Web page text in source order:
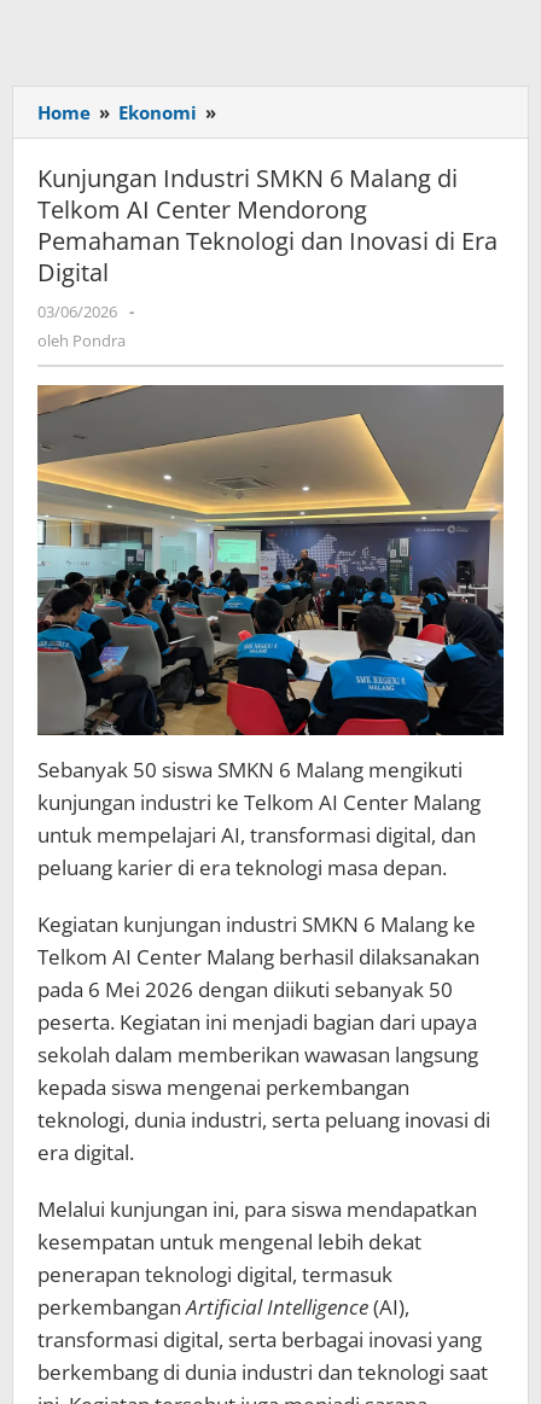
Home » Ekonomi »
Industri
SMKN
6
Malang
di
dan
di
Era
Digital
Kunjungan Industri SMKN 6 Malang di
Telkom AI Center Mendorong
Pemahaman Teknologi dan Inovasi di Era
Digital
03/06/2026 oleh
-
oleh Pondra
Sebanyak 50 siswa SMKN 6 Malang mengikuti
kunjungan industri ke Telkom AI Center Malang
untuk mempelajari AI, transformasi digital, dan
peluang karier di era teknologi masa depan.
Kegiatan kunjungan industri SMKN 6 Malang ke
Telkom AI Center Malang berhasil dilaksanakan
pada 6 Mei 2026 dengan diikuti sebanyak 50
peserta. Kegiatan ini menjadi bagian dari upaya
sekolah dalam memberikan wawasan langsung
kepada siswa mengenai perkembangan
teknologi, dunia industri, serta peluang inovasi di
era digital.
Melalui kunjungan ini, para siswa mendapatkan
kesempatan untuk mengenal lebih dekat
penerapan teknologi digital, termasuk
perkembanganArtificial Intelligence(AI),
transformasi digital, serta berbagai inovasi yang
berkembang di dunia industri dan teknologi saat